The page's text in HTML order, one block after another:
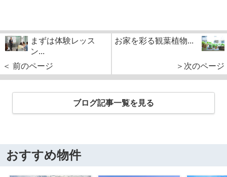
まずは体験レッス
ン...
＜ 前のページ
お家を彩る観葉植物...
＞次のページ
ブログ記事一覧を見る
おすすめ物件